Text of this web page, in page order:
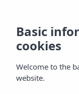
Basic
cookies
Welcome to the
website.